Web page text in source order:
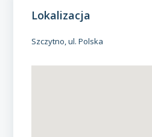
Lokalizacja
Szczytno, ul. Polska